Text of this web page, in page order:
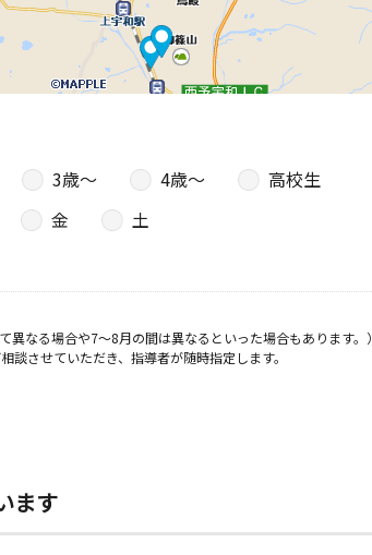
3歳〜 4歳〜
高校生
金
土
なる場合や7～8月の間は異なるといった場合もあります。）
させていただき、指導者が随時指定します。
ます